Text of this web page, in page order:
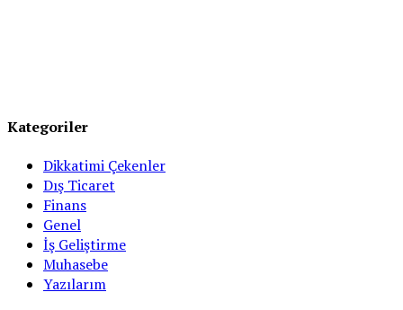
Kategoriler
Dikkatimi Çekenler
Dış Ticaret
Finans
Genel
İş Geliştirme
Muhasebe
Yazılarım